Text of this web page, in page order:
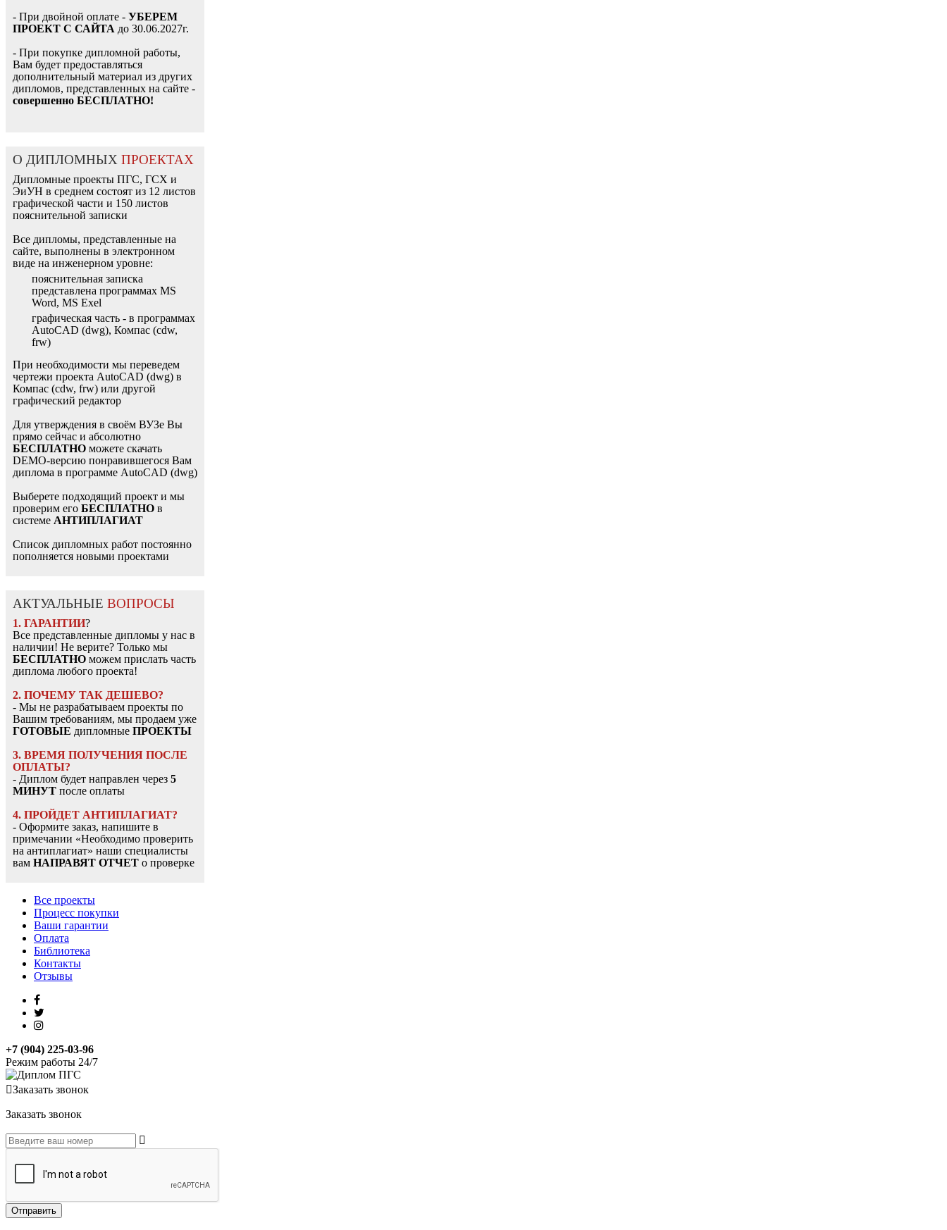
- При двойной оплате - УБЕРЕМ
ПРОЕКТ С САЙТА до 30.06.2027г.
- При покупке дипломной работы,
Вам будет предоставляться
дополнительный материал из других
дипломов, представленных на сайте -
совершенно БЕСПЛАТНО!
О ДИПЛОМНЫХ ПРОЕКТАХ
Дипломные проекты ПГС, ГСХ и
ЭиУН в среднем состоят из 12 листов
графической части и 150 листов
пояснительной записки
Все дипломы, представленные на
сайте, выполнены в электронном
виде на инженерном уровне:
пояснительная записка
представлена программах MS
Word, MS Exel
графическая часть - в программах
AutoCAD (dwg), Компас (cdw,
frw)
При необходимости мы переведем
чертежи проекта AutoCAD (dwg) в
Компас (cdw, frw) или другой
графический редактор
Для утверждения в своём ВУЗе Вы
прямо сейчас и абсолютно
БЕСПЛАТНО можете скачать
DEMO-версию понравившегося Вам
диплома в программе AutoCAD (dwg)
Выберете подходящий проект и мы
проверим его БЕСПЛАТНО в
системе АНТИПЛАГИАТ
Список дипломных работ постоянно
пополняется новыми проектами
АКТУАЛЬНЫЕ ВОПРОСЫ
1. ГАРАНТИИ?
Все представленные дипломы у нас в
наличии! Не верите? Только мы
БЕСПЛАТНО можем прислать часть
диплома любого проекта!
2. ПОЧЕМУ ТАК ДЕШЕВО?
- Мы не разрабатываем проекты по
Вашим требованиям, мы продаем уже
ГОТОВЫЕ дипломные ПРОЕКТЫ
3. ВРЕМЯ ПОЛУЧЕНИЯ ПОСЛЕ
ОПЛАТЫ?
- Диплом будет направлен через 5
МИНУТ после оплаты
4. ПРОЙДЕТ АНТИПЛАГИАТ?
- Оформите заказ, напишите в
примечании «Необходимо проверить
на антиплагиат» наши специалисты
вам НАПРАВЯТ ОТЧЕТ о проверке
Все проекты
Процесс покупки
Ваши гарантии
Оплата
Библиотека
Контакты
Отзывы
+7 (904) 225-03-96
Режим работы 24/7
Заказать звонок
Заказать звонок